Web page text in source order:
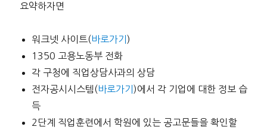
요약하자면
워크넷 사이트(바로가기 )
1350 고용노동부 전화
각 구청에 직업상담사과의 상담
전자공시시스템(바로가기 )에서 각 기업에 대한 정보 습
득
2단계 직업훈련에서 학원에 있는 공고문들을 확인할